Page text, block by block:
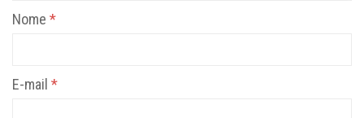
Nome *
E-mail *